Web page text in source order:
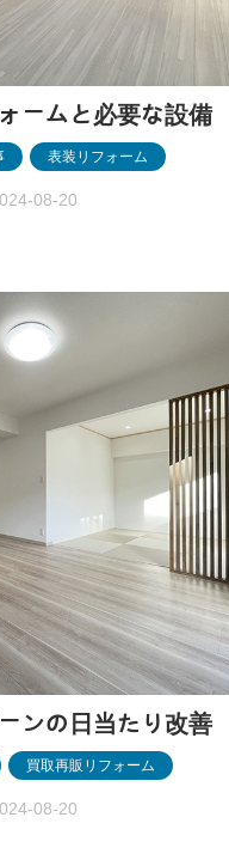
ームと必要な設備
, 表装リフォーム
08-20
after before after 物
室・2LDK 施工内容 表
設備工事、電気…
ンの日当たり改善
, 買取再販リフォーム
08-20